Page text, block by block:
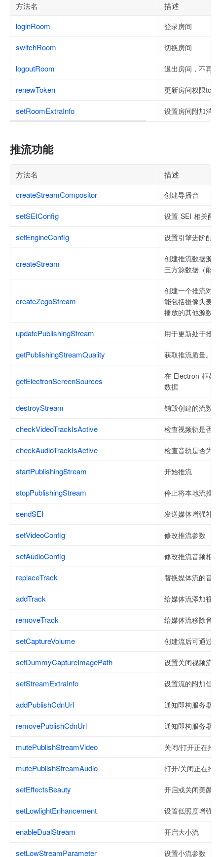
方法名
描述
loginRoom
登录房间
switchRoom 切换房间
logoutRoom 退出房间，不再
renewToken 更新房间权限
setRoomExtraInfo 设置房间附加消息
推流功能
方法名
描述
createStreamCompositor
创建导播台
setSEIConfig 设置 SEI 相关配
setEngineConfig 设置引擎进阶配
createStream
创建推流数据源
三方源数据（能
createZegoStream
创建一个推流对
能包括摄像头麦
播放的其他源数
updatePublishingStream 用于更新处于推
getPublishingStreamQuality 获取推流质量。
getElectronScreenSources
在 Electron 框架
数据
destroyStream 销毁创建的流数据
checkVideoTrackIsActive 检查视频轨是否
checkAudioTrackIsActive 检查音轨是否为
startPublishingStream 开始推流
stopPublishingStream 停止将本地流推
sendSEI 发送媒体增强补
setVideoConfig 修改推流参数
setAudioConfig 修改推流音频相
replaceTrack 替换媒体流的音
addTrack 给媒体流添加视
removeTrack 给媒体流移除音
setCaptureVolume 创建流后可通过
setDummyCaptureImagePath 设置关闭视频流
setStreamExtraInfo 设置流的附加信息
addPublishCdnUrl 通知即构服务器
removePublishCdnUrl 通知即构服务器
mutePublishStreamVideo 关闭/打开正在推
mutePublishStreamAudio 打开/关闭正在推
setEffectsBeauty 开启或关闭美颜
setLowlightEnhancement 设置低照度增强。
enableDualStream 开启大小流
setLowStreamParameter 设置小流参数